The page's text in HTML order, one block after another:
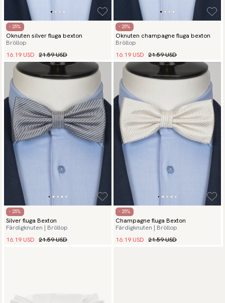
- 25%
Oknuten silver fluga bexton
Bröllop
16.19 USD 21.59 USD
- 25%
Oknuten champagne fluga bexton
Bröllop
16.19 USD 21.59 USD
- 25%
Silver fluga Bexton
Färdigknuten | Bröllop
16.19 USD 21.59 USD
- 25%
Champagne fluga Bexton
Färdigknuten | Bröllop
16.19 USD 21.59 USD